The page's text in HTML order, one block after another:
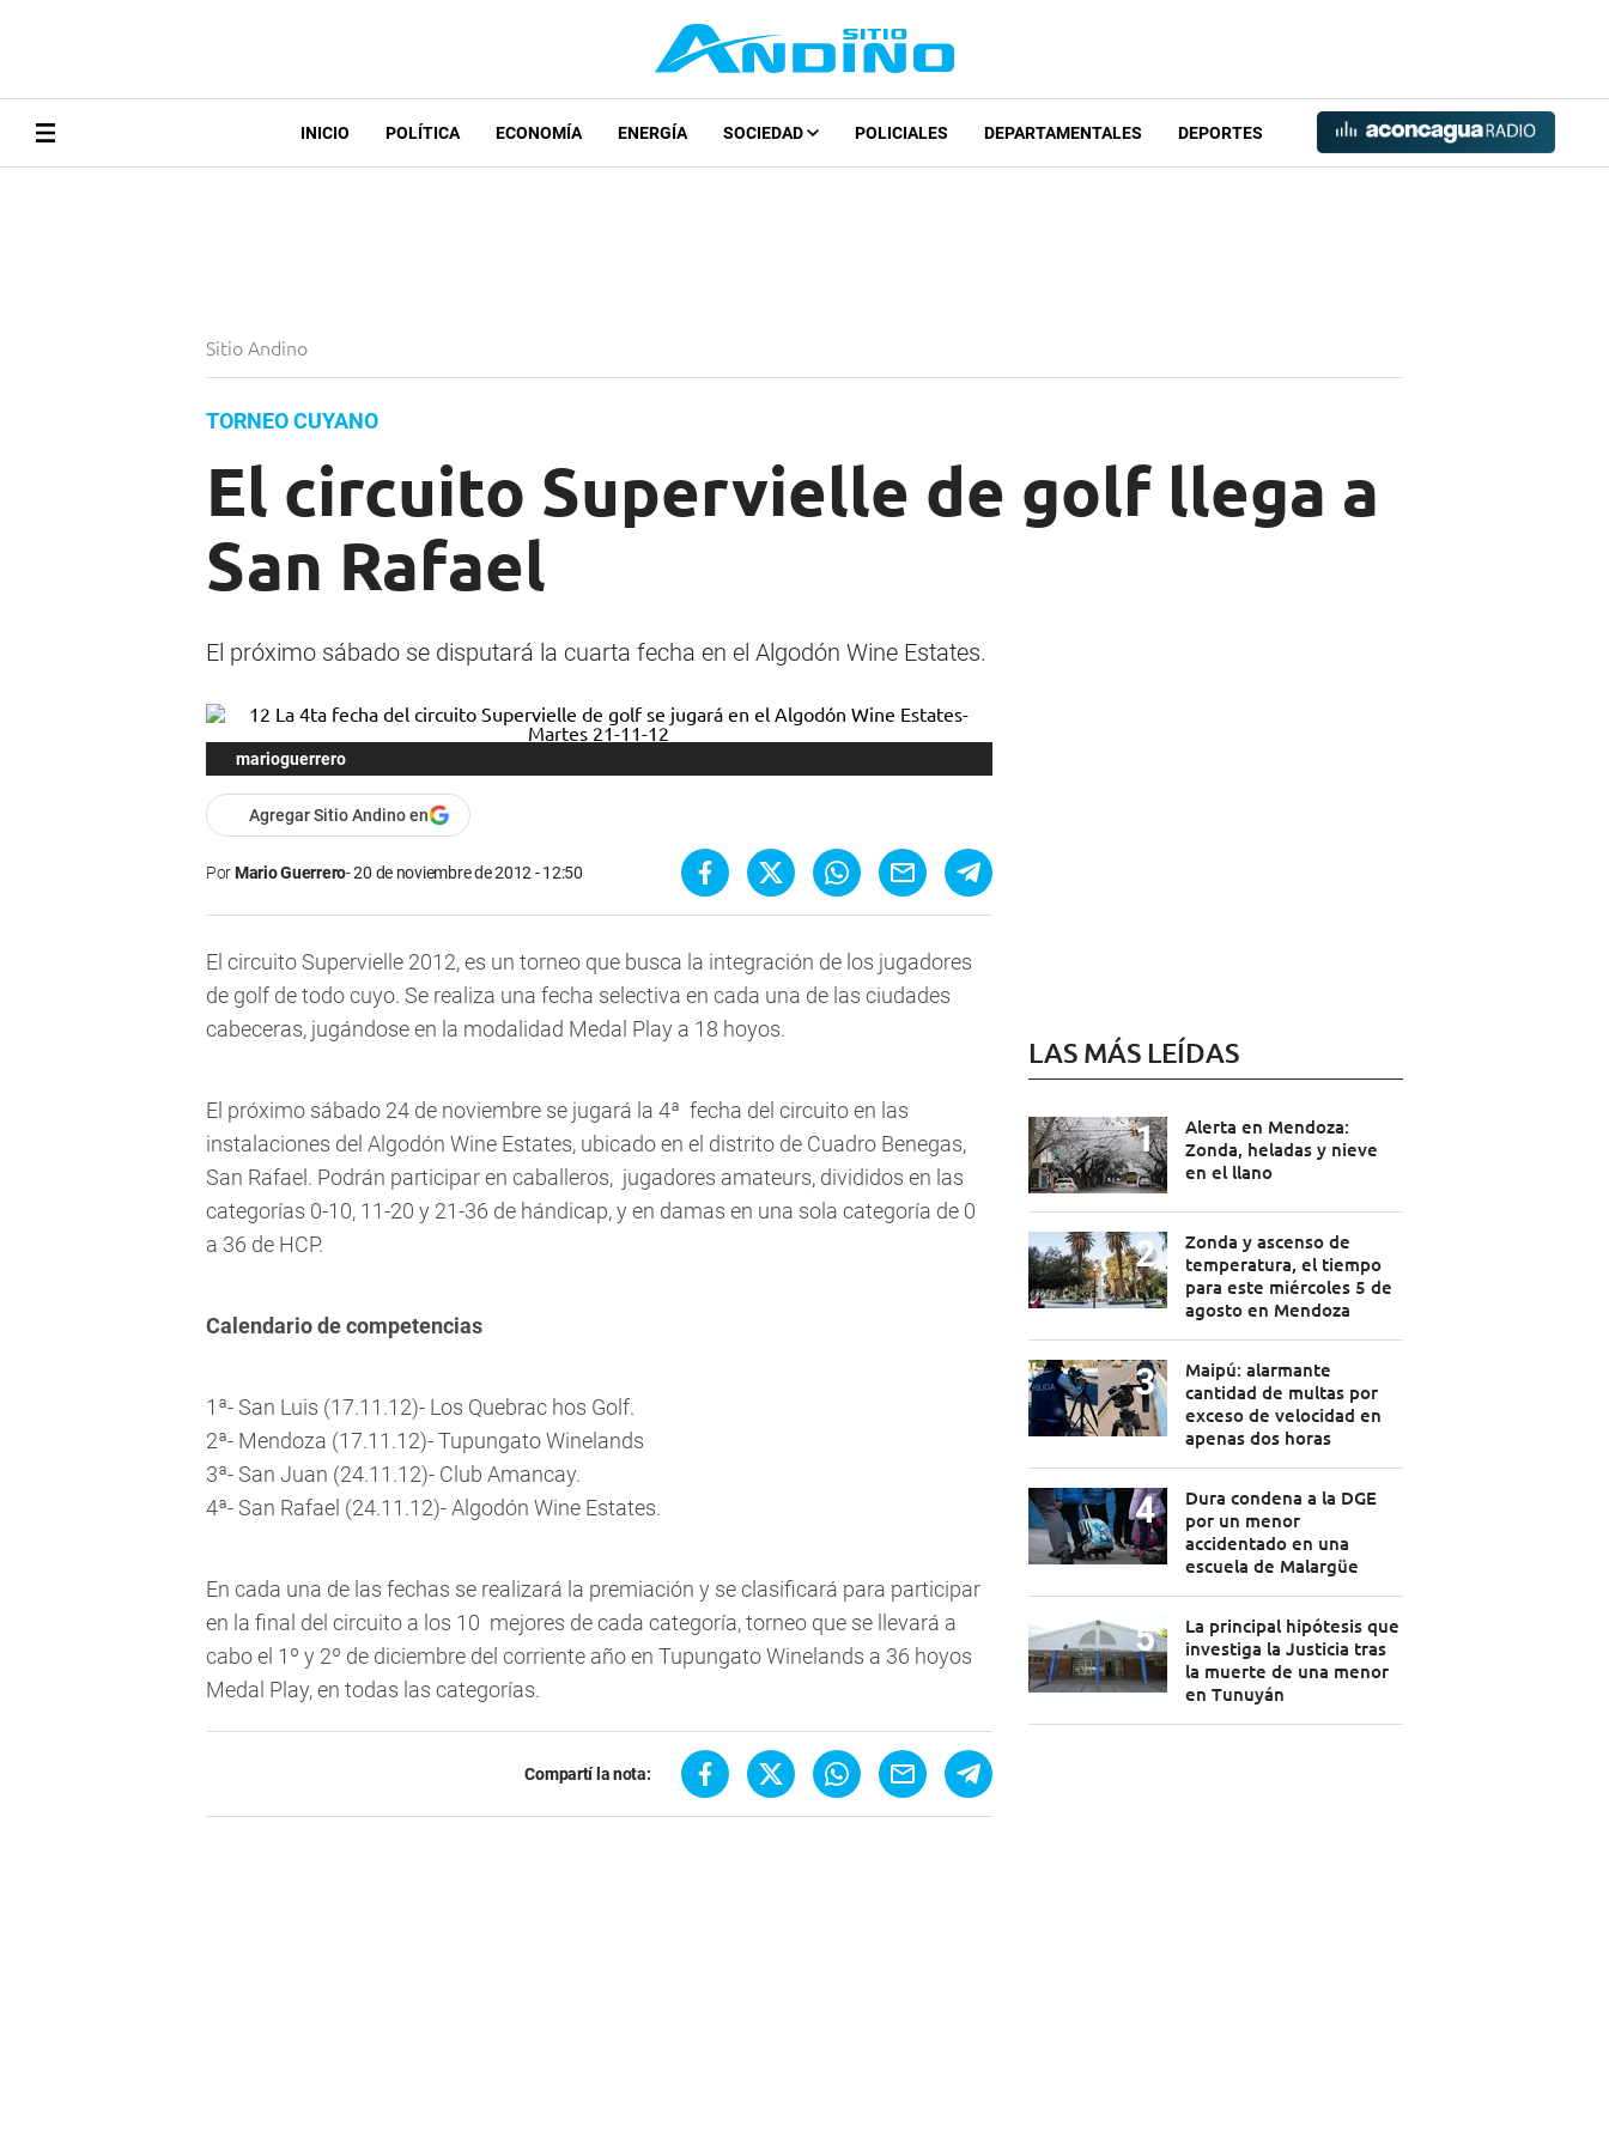
INICIO POLÍTICA ECONOMÍA ENERGÍA SOCIEDAD POLICIALES DEPARTAMENTALES DEPORTES
Sitio Andino
TORNEO CUYANO
El circuito Supervielle de golf llega a
San Rafael
El próximo sábado se disputará la cuarta fecha en el Algodón Wine Estates.
marioguerrero
Agregar Sitio Andino en
PorMario Guerrero 20 de noviembre de 2012 - 12:50
El circuito Supervielle 2012, es un torneo que busca la integración de los jugadores
de golf de todo cuyo. Se realiza una fecha selectiva en cada una de las ciudades
cabeceras, jugándose en la modalidad Medal Play a 18 hoyos.
El próximo sábado 24 de noviembre se jugará la 4ª fecha del circuito en las
instalaciones del Algodón Wine Estates, ubicado en el distrito de Cuadro Benegas,
San Rafael. Podrán participar en caballeros, jugadores amateurs, divididos en las
categorías 0-10, 11-20 y 21-36 de hándicap, y en damas en una sola categoría de 0
a 36 de HCP.
Calendario de competencias
1ª- San Luis (17.11.12)- Los Quebrac hos Golf.
2ª- Mendoza (17.11.12)- Tupungato Winelands
3ª- San Juan (24.11.12)- Club Amancay.
4ª- San Rafael (24.11.12)- Algodón Wine Estates.
En cada una de las fechas se realizará la premiación y se clasificará para participar
en la final del circuito a los 10 mejores de cada categoría, torneo que se llevará a
cabo el 1º y 2º de diciembre del corriente año en Tupungato Winelands a 36 hoyos
Medal Play, en todas las categorías.
Compartí la nota:
LAS MÁS LEÍDAS
Alerta en Mendoza:
Zonda, heladas y nieve
en el llano
Zonda y ascenso de
temperatura, el tiempo
para este miércoles 5 de
agosto en Mendoza
Maipú: alarmante
cantidad de multas por
exceso de velocidad en
apenas dos horas
Dura condena a la DGE
por un menor
accidentado en una
escuela de Malargüe
La principal hipótesis que
investiga la Justicia tras
la muerte de una menor
en Tunuyán